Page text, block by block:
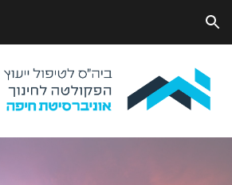
Skip to navigation